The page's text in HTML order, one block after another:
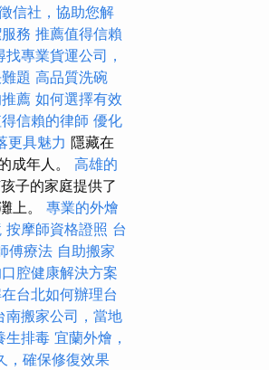
信社，協助您解
務 推薦值得信賴
找專業貨運公司，
題 高品質洗碗
薦 如何選擇有效
信賴的律師 優化
更具魅力 隱藏在
成年人。 高雄的
子的家庭提供了
上。 專業的外燴
按摩師資格證照 台
傅療法 自助搬家
腔健康解決方案
台北如何辦理台
南搬家公司，當地
生排毒 宜蘭外燴，
，確保修復效果